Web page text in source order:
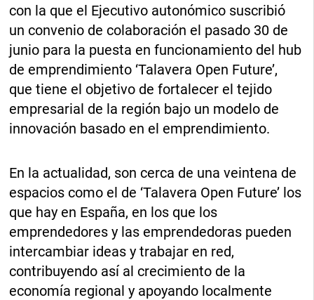
con la que el Ejecutivo autonómico suscribió
un convenio de colaboración el pasado 30 de
junio para la puesta en funcionamiento del hub
de emprendimiento ‘Talavera Open Future’,
que tiene el objetivo de fortalecer el tejido
empresarial de la región bajo un modelo de
innovación basado en el emprendimiento.
En la actualidad, son cerca de una veintena de
espacios como el de ‘Talavera Open Future’ los
que hay en España, en los que los
emprendedores y las emprendedoras pueden
intercambiar ideas y trabajar en red,
contribuyendo así al crecimiento de la
economía regional y apoyando localmente